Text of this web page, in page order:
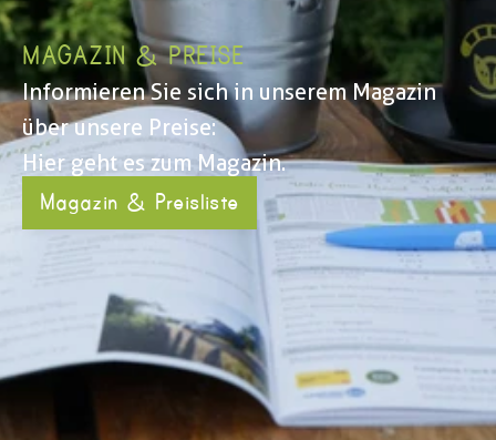
MAGAZIN & PREISE
Informieren Sie sich in unserem Magazin
über unsere Preise:
Hier geht es zum Magazin.
Magazin & Preisliste